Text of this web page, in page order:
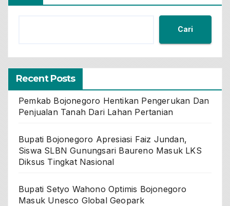
Cari
Recent Posts
Pemkab Bojonegoro Hentikan Pengerukan Dan
Penjualan Tanah Dari Lahan Pertanian
Bupati Bojonegoro Apresiasi Faiz Jundan,
Siswa SLBN Gunungsari Baureno Masuk LKS
Diksus Tingkat Nasional
Bupati Setyo Wahono Optimis Bojonegoro
Masuk Unesco Global Geopark